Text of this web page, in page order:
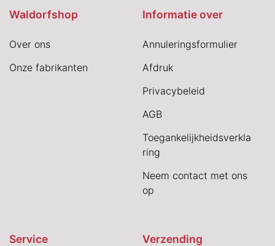
Waldorfshop
Over ons
Onze fabrikanten
Informatie over
Annuleringsformulier
Afdruk
Privacybeleid
AGB
Toegankelijkheidsverkla
ring
Neem contact met ons
op
Service Verzending